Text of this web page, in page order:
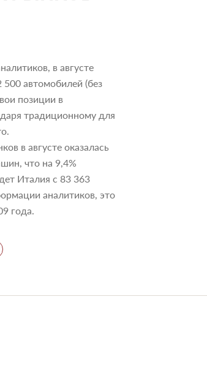
в августе
автомобилей (без
позиции в
традиционному для
в августе оказалась
что на 9,4%
Италия с 83 363
аналитиков, это
года.